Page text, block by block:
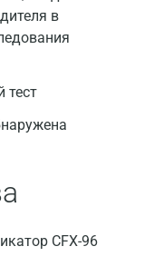
в
тест
CFX-96